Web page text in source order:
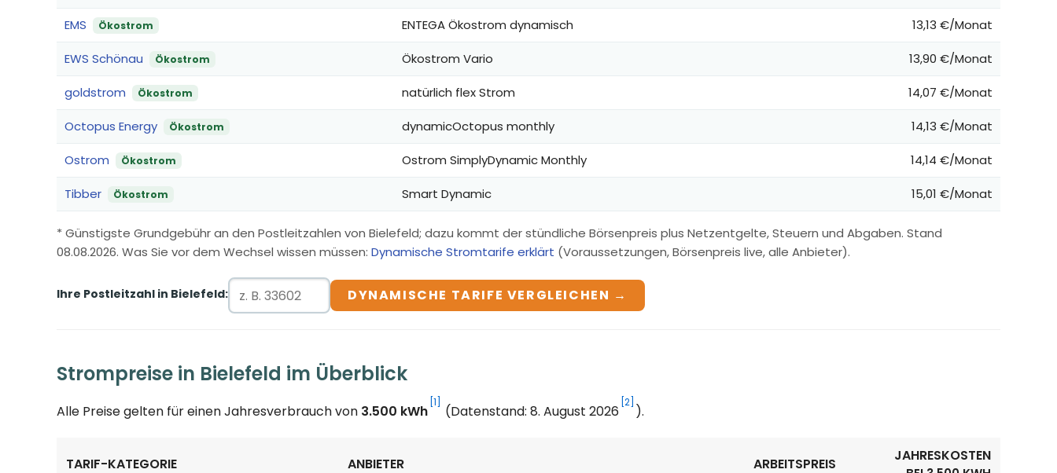
EMS Ökostrom ENTEGA Ökostrom dynamisch 13,13 €/Monat
EWS Schönau Ökostrom Ökostrom Vario 13,90 €/Monat
goldstrom Ökostrom natürlich flex Strom 14,07 €/Monat
Octopus Energy Ökostrom dynamicOctopus monthly 14,13 €/Monat
Ostrom Ökostrom Ostrom SimplyDynamic Monthly 14,14 €/Monat
Tibber Ökostrom Smart Dynamic 15,01 €/Monat
* Günstigste Grundgebühr an den Postleitzahlen von Bielefeld; dazu kommt der stündliche Börsenpreis plus Netzentgelte, Steuern und Abgaben. Stand
08.08.2026. Was Sie vor dem Wechsel wissen müssen: Dynamische Stromtarife erklärt (Voraussetzungen, Börsenpreis live, alle Anbieter).
Ihre Postleitzahl in Bielefeld: DYNAMISCHE TARIFE VERGLEICHEN →
Strompreise in Bielefeld im Überblick
Alle Preise gelten für einen Jahresverbrauch von 3.500 kWh [1] (Datenstand: 8. August 2026 [2] ).
TARIF-KATEGORIE ANBIETER ARBEITSPREIS JAHRESKOSTEN